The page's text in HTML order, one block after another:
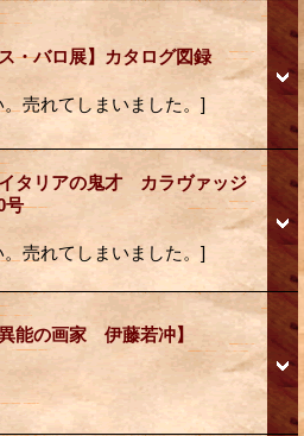
・バロ展】カタログ図録
売れてしまいました。]
タリアの鬼才 カラヴァッジ
号
売れてしまいました。]
能の画家 伊藤若冲】